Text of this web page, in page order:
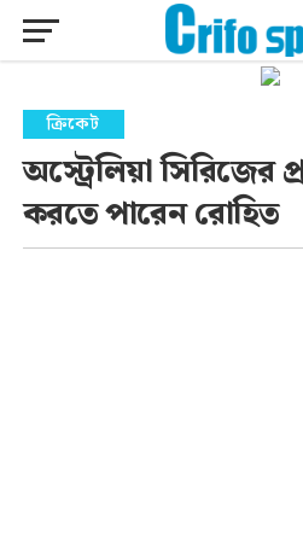
ক্রিকেট
অস্ট্রেলিয়া সিরিজের
করতে পারেন রোহিত